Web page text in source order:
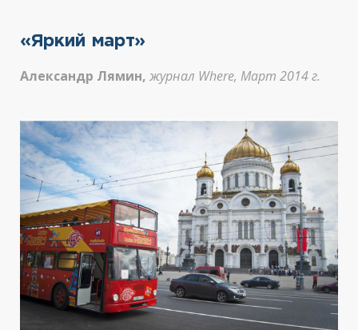
«Яркий март»
Александр Лямин, журнал Where, Март 2014 г.